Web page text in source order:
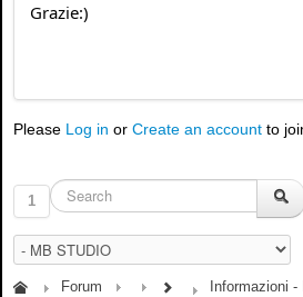
Grazie:)
Please Log in or Create an account to
1
Forum
Informazioni